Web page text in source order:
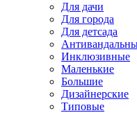
Для дачи
Для города
Для детсада
Инклюзивные
Маленькие
Большие
Дизайнерские
Типовые